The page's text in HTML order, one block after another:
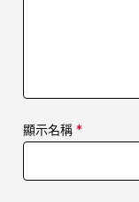
顯示名稱 *